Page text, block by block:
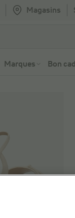
Magasins
Marques Bon